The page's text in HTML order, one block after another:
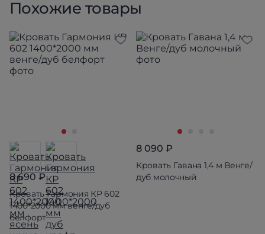
Похожие товары
8 690 ₽
Кровать Гармония КР 602
1400*2000 мм венге/дуб
белфорт
8 090 ₽
Кровать Гавана 1,4 м Венге/
дуб молочный